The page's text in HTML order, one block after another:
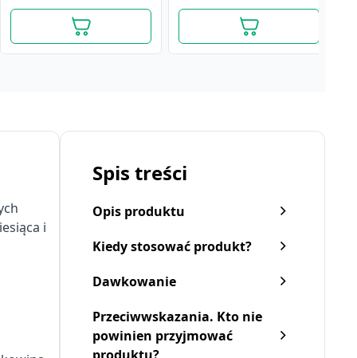
Spis treści
Opis produktu
Kiedy stosować produkt?
Dawkowanie
Przeciwwskazania. Kto nie
powinien przyjmować
i